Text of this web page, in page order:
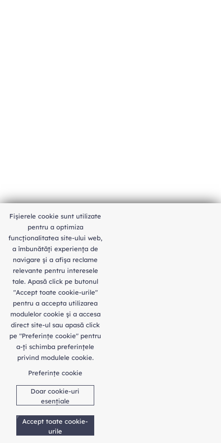
An unexpected error has occurred
Fișierele cookie sunt utilizate
pentru a optimiza
funcţionalitatea site-ului web,
a îmbunătăţi experienţa de
navigare şi a afişa reclame
relevante pentru interesele
tale. Apasă click pe butonul
"Accept toate cookie-urile"
pentru a accepta utilizarea
modulelor cookie şi a accesa
direct site-ul sau apasă click
pe "Preferințe cookie" pentru
a-ţi schimba preferinţele
privind modulele cookie.
Preferințe cookie
Doar cookie-uri
esențiale
Accept toate cookie-
urile